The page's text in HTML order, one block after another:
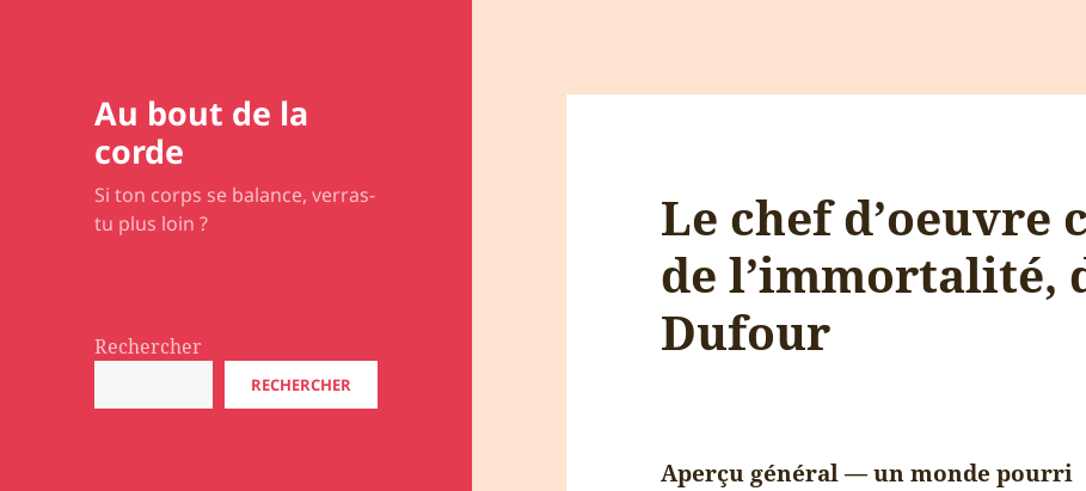
Au bout de la
corde
Si ton corps se balance, verras-
tu plus loin ?
Rechercher
RECHERCHER
Le chef d’oeuvre
de l’immortalité,
Dufour
Aperçu général — un monde pourri